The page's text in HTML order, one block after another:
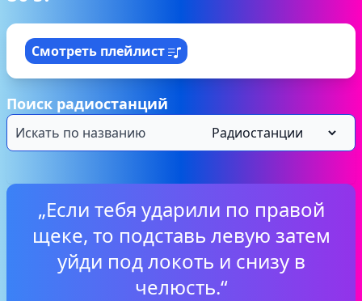
Смотреть плейлист
Поиск радиостанций
„Если тебя ударили по правой
щеке, то подставь левую затем
уйди под локоть и снизу в
челюсть.“